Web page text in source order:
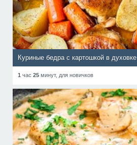
Куриные бедра с картошкой в духовке
1 час 25 минут, для новичков